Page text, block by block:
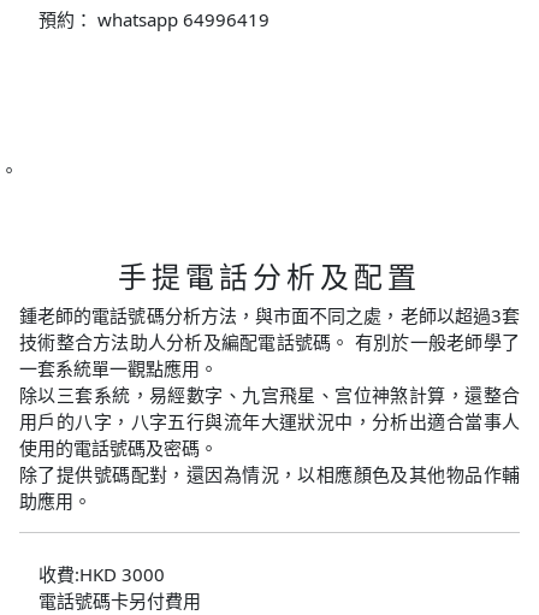
預約： whatsapp 64996419
。
手提電話分析及配置
鍾老師的電話號碼分析方法，與市面不同之處，老師以超過3套
技術整合方法助人分析及編配電話號碼。 有別於一般老師學了
一套系統單一觀點應用。
除以三套系統，易經數字、九宫飛星、宫位神煞計算，還整合
用戶的八字，八字五行與流年大運狀況中，分析出適合當事人
使用的電話號碼及密碼。
除了提供號碼配對，還因為情況，以相應顏色及其他物品作輔
助應用。
收費:HKD 3000
電話號碼卡另付費用